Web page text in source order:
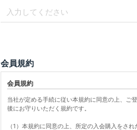
会員規約
会員規約
当社が定める手続に従い本規約に同意の上、ご
後にお守りいただく規約です。
（1）本規約に同意の上、所定の入会購入をさ